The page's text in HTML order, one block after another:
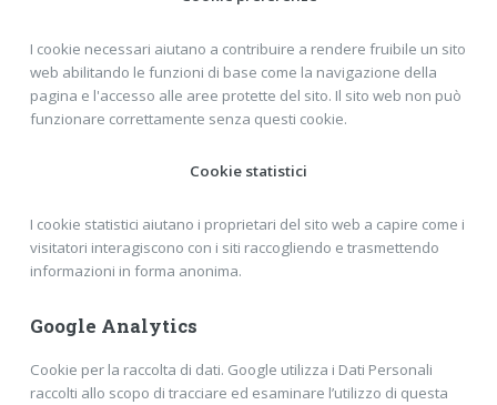
I cookie necessari aiutano a contribuire a rendere fruibile un sito
web abilitando le funzioni di base come la navigazione della
pagina e l'accesso alle aree protette del sito. Il sito web non può
funzionare correttamente senza questi cookie.
Cookie statistici
I cookie statistici aiutano i proprietari del sito web a capire come i
visitatori interagiscono con i siti raccogliendo e trasmettendo
informazioni in forma anonima.
Google Analytics
Cookie per la raccolta di dati. Google utilizza i Dati Personali
raccolti allo scopo di tracciare ed esaminare l’utilizzo di questa